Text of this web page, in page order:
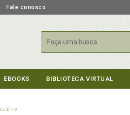
Fale conosco
Buscar
EBOOKS BIBLIOTECA VIRTUAL